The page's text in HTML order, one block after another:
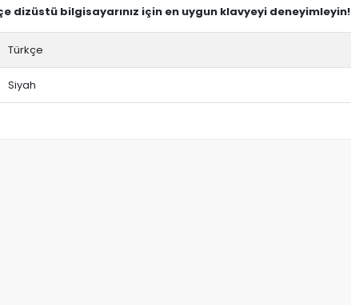
dizüstü bilgisayarınız için en uygun klavyeyi deneyimleyin!
Türkçe
Siyah